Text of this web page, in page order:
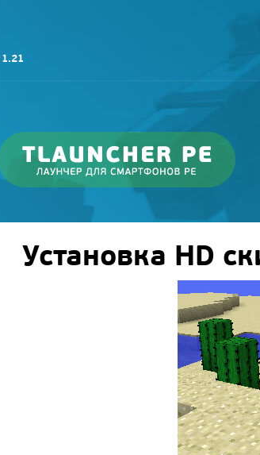
1.21
Установка HD